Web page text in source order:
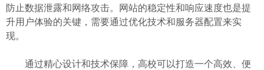
防止数据泄露和网络攻击。网站的稳定性和响应速度也是提
升用户体验的关键，需要通过优化技术和服务器配置来实
现。
通过精心设计和技术保障，高校可以打造一个高效、便